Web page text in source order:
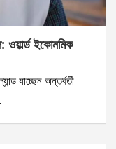
ইকোনমিক
যাচ্ছেন অন্তর্বর্তী